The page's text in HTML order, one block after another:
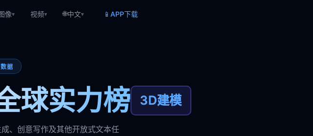
像▾ 视频▾ 🌐中文▾ 📱 APP下载
据
球实力榜 3D建模
、创意写作及其他开放式文本任